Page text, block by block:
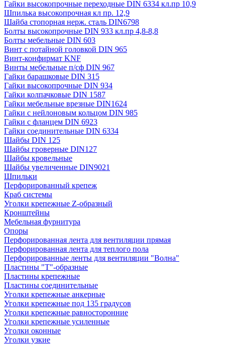
Гайки высокопрочные переходные DIN 6334 кл.пр 10,9
Шпилька высокопрочная кл пр. 12,9
Шайба стопорная нерж. сталь DIN6798
Болты высокопрочные DIN 933 кл.пр 4,8-8,8
Болты мебельные DIN 603
Винт с потайной головкой DIN 965
Винт-конфирмат KNF
Винты мебельные п/сф DIN 967
Гайки барашковые DIN 315
Гайки высокопрочные DIN 934
Гайки колпачковые DIN 1587
Гайки мебельные врезные DIN1624
Гайки с нейлоновым кольцом DIN 985
Гайки с фланцем DIN 6923
Гайки соединительные DIN 6334
Шайбы DIN 125
Шайбы гроверные DIN127
Шайбы кровельные
Шайбы увеличенные DIN9021
Шпильки
Перфорированный крепеж
Краб системы
Уголки крепежные Z-образный
Кронштейны
Мебельная фурнитура
Опоры
Перфорированная лента для вентиляции прямая
Перфорированная лента для теплого пола
Перфорированные ленты для вентиляции "Волна"
Пластины "Т"-образные
Пластины крепежные
Пластины соединительные
Уголки крепежные анкерные
Уголки крепежные под 135 градусов
Уголки крепежные равносторонние
Уголки крепежные усиленные
Уголки оконные
Уголки узкие